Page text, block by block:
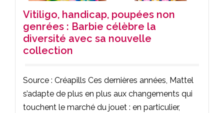
Vitiligo, handicap, poupées non
genrées : Barbie célèbre la
diversité avec sa nouvelle
collection
Source : Créapills Ces dernières années, Mattel
s’adapte de plus en plus aux changements qui
touchent le marché du jouet : en particulier,